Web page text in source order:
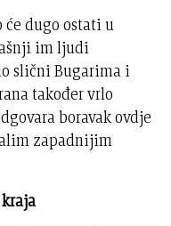
dugo ostati u
im ljudi
slični Bugarima i
također vrlo
boravak ovdje
zapadnijim